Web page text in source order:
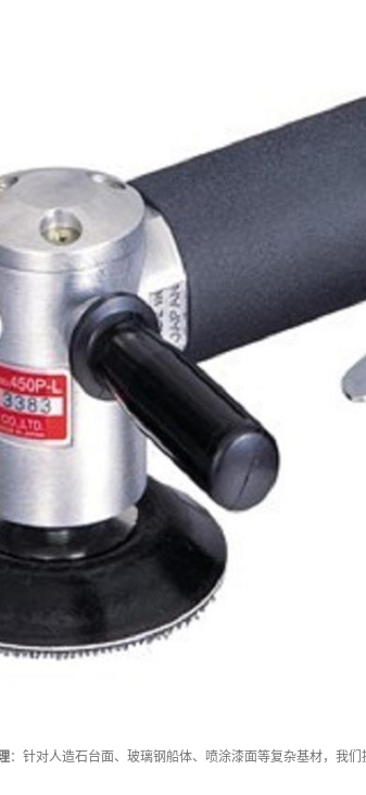
：针对人造石台面、玻璃钢船体、喷涂漆面等复杂基材，我